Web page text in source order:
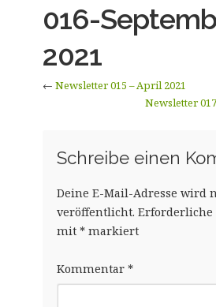
016-
2021
← Newsletter 015 – April 2021
Newsletter
Schreibe einen
Deine E-Mail-Adresse wird
veröffentlicht. Erforderliche
mit *markiert
Kommentar *